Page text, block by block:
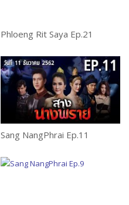
Phloeng Rit Saya Ep.21
Sang NangPhrai Ep.11